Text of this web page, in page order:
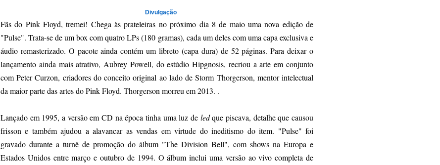
Divulgação
Fãs do Pink Floyd, tremei! Chega às prateleiras no próximo dia 8 de maio uma nova edição de
"Pulse". Trata-se de um box com quatro LPs (180 gramas), cada um deles com uma capa exclusiva e
áudio remasterizado. O pacote ainda contém um libreto (capa dura) de 52 páginas. Para deixar o
lançamento ainda mais atrativo, Aubrey Powell, do estúdio Hipgnosis, recriou a arte em conjunto
com Peter Curzon, criadores do conceito original ao lado de Storm Thorgerson, mentor intelectual
da maior parte das artes do Pink Floyd. Thorgerson morreu em 2013. .
Lançado em 1995, a versão em CD na época tinha uma luz de ledque piscava, detalhe que causou
frisson e também ajudou a alavancar as vendas em virtude do ineditismo do item. "Pulse" foi
gravado durante a turnê de promoção do álbum "The Division Bell", com shows na Europa e
Estados Unidos entre março e outubro de 1994. O álbum inclui uma versão ao vivo completa de